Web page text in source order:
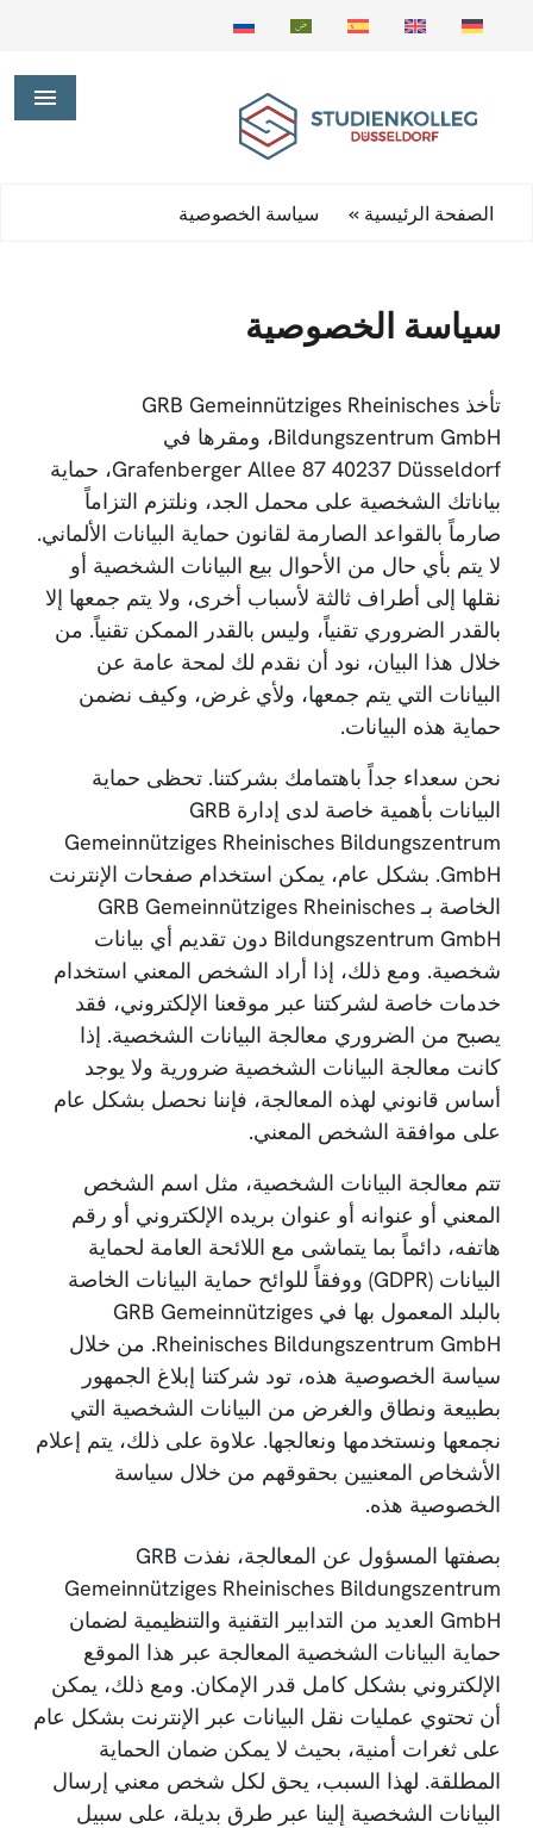
الصفحة الرئيسية » سياسة الخصوصية
سياسة الخصوصية
تأخذ GRB Gemeinnütziges Rheinisches
Bildungszentrum GmbH، ومقرها في
Grafenberger Allee 87 40237 Düsseldorf، حماية
بياناتك الشخصية على محمل الجد، ونلتزم التزاماً
صارماً بالقواعد الصارمة لقانون حماية البيانات الألماني.
لا يتم بأي حال من الأحوال بيع البيانات الشخصية أو
نقلها إلى أطراف ثالثة لأسباب أخرى، ولا يتم جمعها إلا
بالقدر الضروري تقنياً، وليس بالقدر الممكن تقنياً. من
خلال هذا البيان، نود أن نقدم لك لمحة عامة عن
البيانات التي يتم جمعها، ولأي غرض، وكيف نضمن
حماية هذه البيانات.
نحن سعداء جداً باهتمامك بشركتنا. تحظى حماية
البيانات بأهمية خاصة لدى إدارة GRB
Gemeinnütziges Rheinisches Bildungszentrum
GmbH. بشكل عام، يمكن استخدام صفحات الإنترنت
الخاصة بـ GRB Gemeinnütziges Rheinisches
Bildungszentrum GmbH دون تقديم أي بيانات
شخصية. ومع ذلك، إذا أراد الشخص المعني استخدام
خدمات خاصة لشركتنا عبر موقعنا الإلكتروني، فقد
يصبح من الضروري معالجة البيانات الشخصية. إذا
كانت معالجة البيانات الشخصية ضرورية ولا يوجد
أساس قانوني لهذه المعالجة، فإننا نحصل بشكل عام
على موافقة الشخص المعني.
تتم معالجة البيانات الشخصية، مثل اسم الشخص
المعني أو عنوانه أو عنوان بريده الإلكتروني أو رقم
هاتفه، دائماً بما يتماشى مع اللائحة العامة لحماية
البيانات (GDPR) ووفقاً للوائح حماية البيانات الخاصة
بالبلد المعمول بها في GRB Gemeinnütziges
Rheinisches Bildungszentrum GmbH. من خلال
سياسة الخصوصية هذه، تود شركتنا إبلاغ الجمهور
بطبيعة ونطاق والغرض من البيانات الشخصية التي
نجمعها ونستخدمها ونعالجها. علاوة على ذلك، يتم إعلام
الأشخاص المعنيين بحقوقهم من خلال سياسة
الخصوصية هذه.
بصفتها المسؤول عن المعالجة، نفذت GRB
Gemeinnütziges Rheinisches Bildungszentrum
GmbH العديد من التدابير التقنية والتنظيمية لضمان
حماية البيانات الشخصية المعالجة عبر هذا الموقع
الإلكتروني بشكل كامل قدر الإمكان. ومع ذلك، يمكن
أن تحتوي عمليات نقل البيانات عبر الإنترنت بشكل عام
على ثغرات أمنية، بحيث لا يمكن ضمان الحماية
المطلقة. لهذا السبب، يحق لكل شخص معني إرسال
البيانات الشخصية إلينا عبر طرق بديلة، على سبيل